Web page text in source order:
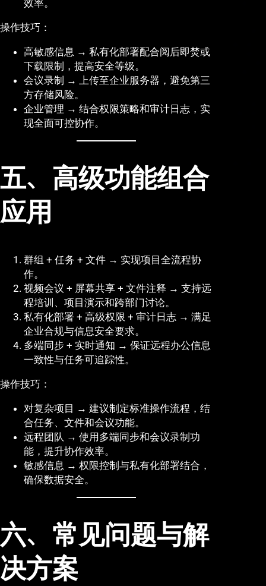
效率。
操作技巧：
高敏感信息 → 私有化部署配合阅后即焚或
下载限制，提高安全等级。
会议录制 → 上传至企业服务器，避免第三
方存储风险。
企业管理 → 结合权限策略和审计日志，实
现全面可控协作。
五、高级功能组合
应用
群组 + 任务 + 文件 → 实现项目全流程协
作。
视频会议 + 屏幕共享 + 文件注释 → 支持远
程培训、项目演示和跨部门讨论。
私有化部署 + 高级权限 + 审计日志 → 满足
企业合规与信息安全要求。
多端同步 + 实时通知 → 保证远程办公信息
一致性与任务可追踪性。
操作技巧：
对复杂项目 → 建议制定标准操作流程，结
合任务、文件和会议功能。
远程团队 → 使用多端同步和会议录制功
能，提升协作效率。
敏感信息 → 权限控制与私有化部署结合，
确保数据安全。
六、常见问题与解
决方案